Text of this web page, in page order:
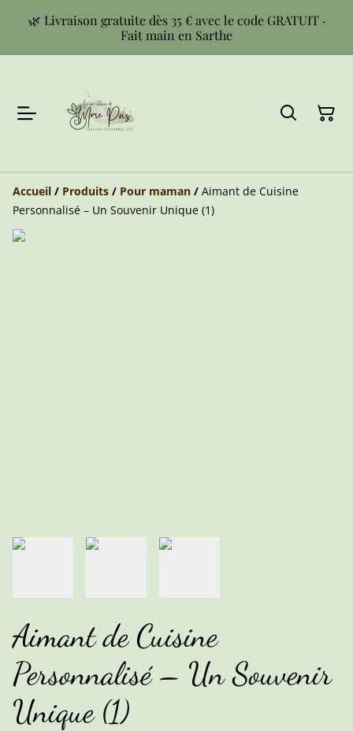
🌿 Livraison gratuite dès 35 € avec le code GRATUIT ·
Fait main en Sarthe
Accueil / Produits / Pour maman / Aimant de Cuisine
Personnalisé – Un Souvenir Unique (1)
Aimant de Cuisine
Personnalisé – Un Souvenir
Unique (1)